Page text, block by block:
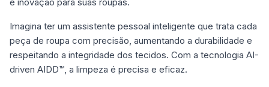
e inovação para suas roupas.
Imagina ter um assistente pessoal inteligente que trata cada
peça de roupa com precisão, aumentando a durabilidade e
respeitando a integridade dos tecidos. Com a tecnologia AI-
driven AIDD™, a limpeza é precisa e eficaz.